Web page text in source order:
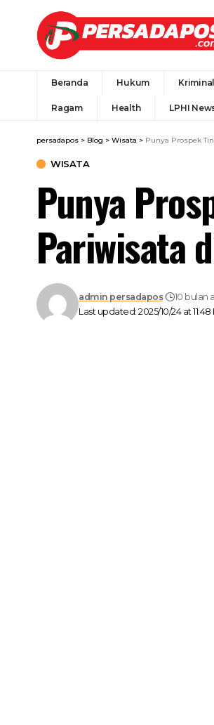
Beranda Hukum Kriminal
Ragam Health LPHI
persadapos > Blog > Wisata > Punya Prospek
WISATA
Punya
Pariwisata
Last updated: 2025/10/24 at 11:48
admin persadapos 10 bulan